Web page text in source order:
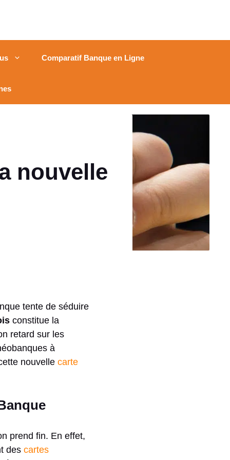
Comparatif Banque en Ligne
nouvelle
tente de séduire
constitue la
retard sur les
à
nouvelle carte
prend fin. En effet,
des cartes